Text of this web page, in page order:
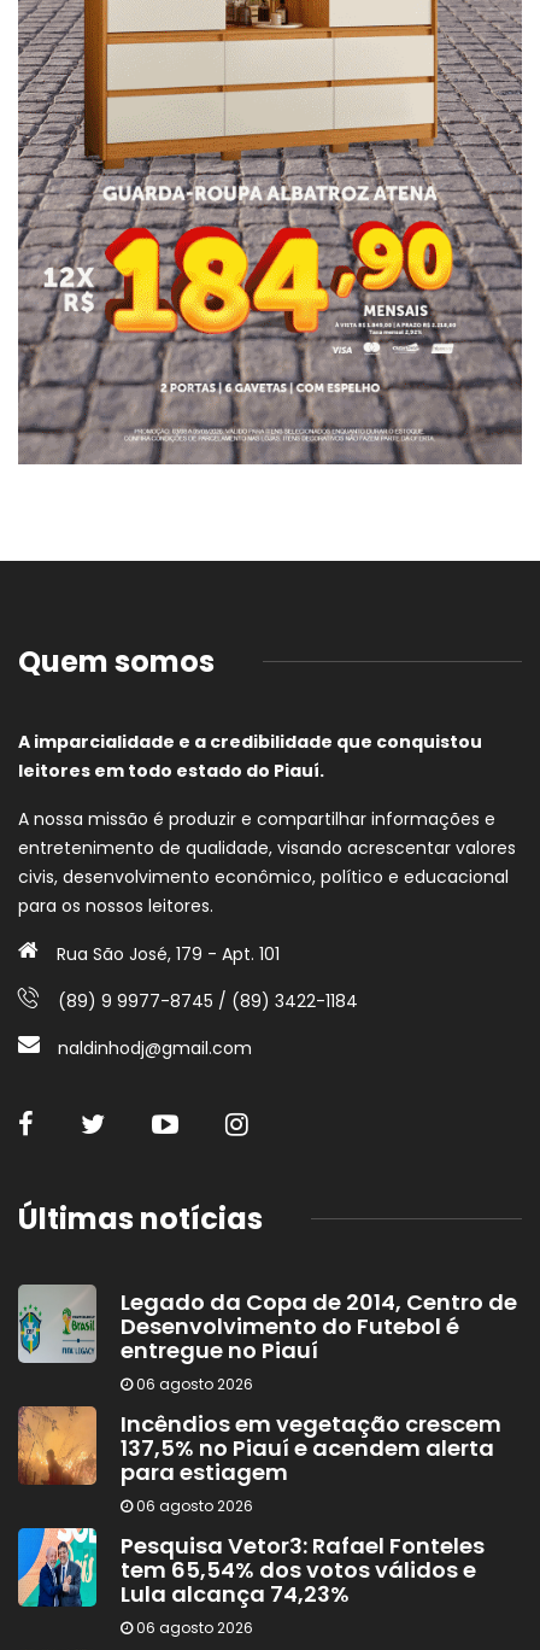
Quem somos
A imparcialidade e a credibilidade que conquistou
leitores em todo estado do Piauí.
A nossa missão é produzir e compartilhar informações e
entretenimento de qualidade, visando acrescentar valores
civis, desenvolvimento econômico, político e educacional
para os nossos leitores.
Rua São José, 179 - Apt. 101
(89) 9 9977-8745 / (89) 3422-1184
naldinhodj@gmail.com
Últimas notícias
Legado da Copa de 2014, Centro de
Desenvolvimento do Futebol é
entregue no Piauí
06 agosto 2026
Incêndios em vegetação crescem
137,5% no Piauí e acendem alerta
para estiagem
06 agosto 2026
Pesquisa Vetor3: Rafael Fonteles
tem 65,54% dos votos válidos e
Lula alcança 74,23%
06 agosto 2026